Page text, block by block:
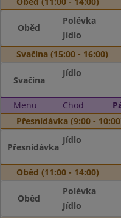
Oběd
Polévka
Jídlo
Svačina (15:00 - 16:00)
Svačina
Jídlo
Menu Chod
Přesnídávka (9:00 -
Přesnídávka
Jídlo
Oběd (11:00 - 14:00)
Oběd
Polévka
Jídlo